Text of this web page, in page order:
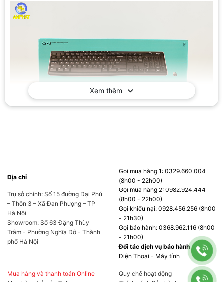
Danh mục: Linh kiện máy tính
Tên sản phẩm: Bàn phím wirelessLogitech K270
Kích thước: 18 mm x 441 mm x 149 mm (H x W x
Layout: fullsize 104 phím / 8 phím Hot-Key truy
xuất nhanh internet, email, âm lượng,…
Xem thêm
Địa chỉ
Trụ sở chính: Số 15 đường Đại Phú
– Thôn 3 – Xã Đan Phượng – TP
Hà Nội
Showroom: Số 63 Đặng Thùy
Trâm - Phường Nghĩa Đô - Thành
phố Hà Nội
Gọi mua hàng 1: 0329.660.004
(8h00 - 22h00)
Gọi mua hàng 2: 0982.924.444
(8h00 - 22h00)
Gọi khiếu nại: 0928.456.256 (8h00
- 21h30)
Gọi bảo hành: 0368.962.116 (8h00
- 21h00)
Đối tác dịch vụ bảo hành
Điện Thoại - Máy tính
Mua hàng và thanh toán Online
Quy chế hoạt động